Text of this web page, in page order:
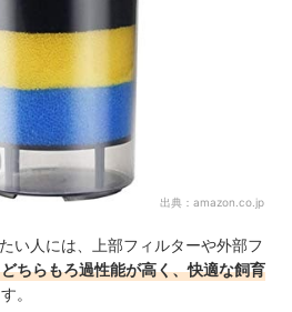
出典： amazon.co.jp
い人には、上部フィルターや外部フ
どちらもろ過性能が高く、快適な飼育
。